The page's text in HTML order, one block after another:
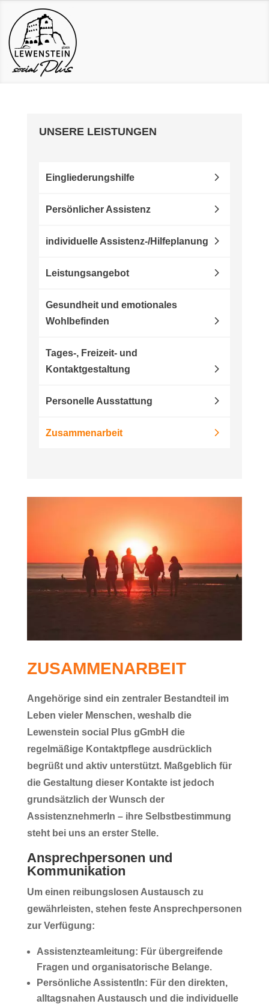
UNSERE LEISTUNGEN
Eingliederungshilfe
Persönlicher Assistenz
individuelle Assistenz-/Hilfeplanung
Leistungsangebot
Gesundheit und emotionales
Wohlbefinden
Tages-, Freizeit- und
Kontaktgestaltung
Personelle Ausstattung
Zusammenarbeit
ZUSAMMENARBEIT
Angehörige sind ein zentraler Bestandteil im
Leben vieler Menschen, weshalb die
Lewenstein social Plus gGmbH die
regelmäßige Kontaktpflege ausdrücklich
begrüßt und aktiv unterstützt. Maßgeblich für
die Gestaltung dieser Kontakte ist jedoch
grundsätzlich der Wunsch der
AssistenznehmerIn – ihre Selbstbestimmung
steht bei uns an erster Stelle.
Ansprechpersonen und
Kommunikation
Um einen reibungslosen Austausch zu
gewährleisten, stehen feste Ansprechpersonen
zur Verfügung:
Assistenzteamleitung: Für übergreifende
Fragen und organisatorische Belange.
Persönliche AssistentIn: Für den direkten,
alltagsnahen Austausch und die individuelle